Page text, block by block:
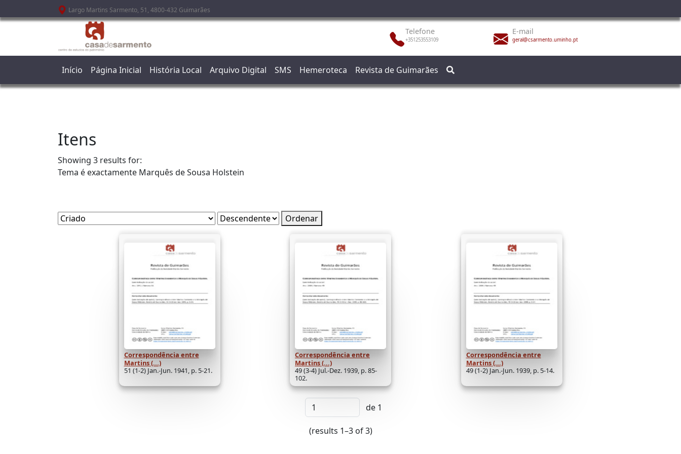
Passar para o conteúdo principalLargo Martins Sarmento, 51, 4800-432 Guimarães
Telefone
+351253553109
E-mail
geral@csarmento.uminho.pt
Início Página Inicial História Local Arquivo Digital SMS Hemeroteca Revista de Guimarães
Itens
Showing 3 results for:
Tema é exactamente Marquês de Sousa Holstein
Ordenar
Correspondência entre
Martins (...)
51 (1-2) Jan.-Jun. 1941, p. 5-21.
Correspondência entre
Martins (...)
49 (3-4) Jul.-Dez. 1939, p. 85-
102.
Correspondência entre
Martins (...)
49 (1-2) Jan.-Jun. 1939, p. 5-14.
de 1
(results 1–3 of 3)